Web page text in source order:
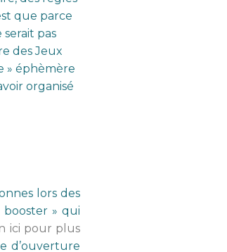
que parce
pas
des Jeux
» éphèmère
organisé
lors des
» qui
ici pour plus
d’ouverture